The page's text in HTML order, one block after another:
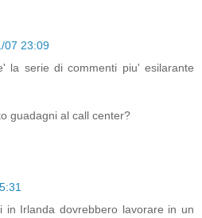
07 23:09
la serie di commenti piu' esilarante
guadagni al call center?
in Irlanda dovrebbero lavorare in un